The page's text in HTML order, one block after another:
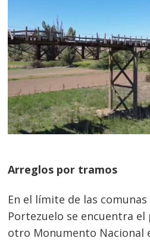
Arreglos por tramos
En el límite de las
Portezuelo se encuentra el
otro Monumento Nacional